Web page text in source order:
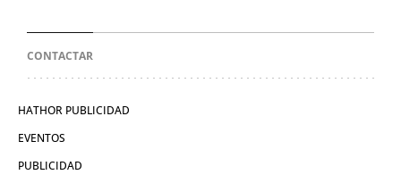
CONTACTAR
HATHOR PUBLICIDAD
EVENTOS
PUBLICIDAD